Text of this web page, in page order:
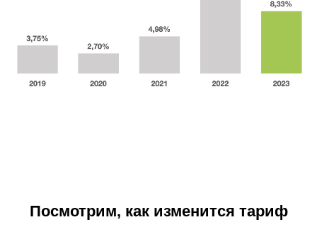
Посмотрим, как изменится тариф